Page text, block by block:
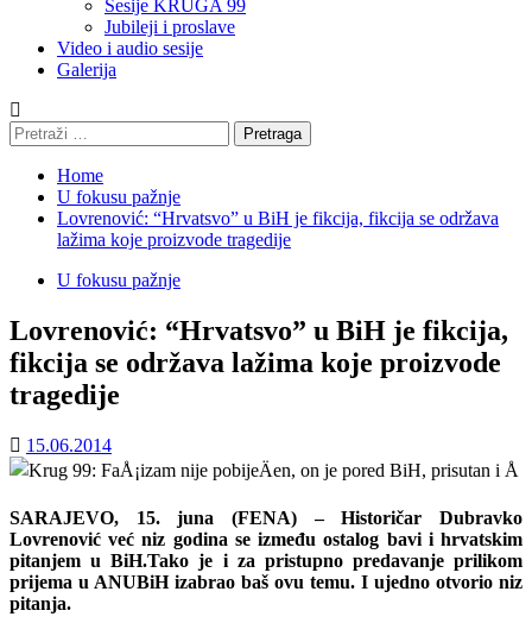
Sesije KRUGA 99
Jubileji i proslave
Video i audio sesije
Galerija
Pretraga:
Home
U fokusu pažnje
Lovrenović: “Hrvatsvo” u BiH je fikcija, fikcija se održava
lažima koje proizvode tragedije
U fokusu pažnje
Lovrenović: “Hrvatsvo” u BiH je fikcija,
fikcija se održava lažima koje proizvode
tragedije
15.06.2014
SARAJEVO, 15. juna (FENA) – Historičar Dubravko
Lovrenović već niz godina se između ostalog bavi i hrvatskim
pitanjem u BiH.Tako je i za pristupno predavanje prilikom
prijema u ANUBiH izabrao baš ovu temu. I ujedno otvorio niz
pitanja.